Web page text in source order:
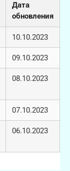
Дата
обновления
10.10.2023
09.10.2023
08.10.2023
07.10.2023
06.10.2023